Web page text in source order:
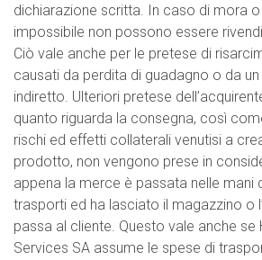
dichiarazione scritta. In caso di mora
impossibile non possono essere
Ciò vale anche per le pretese di
causati da perdita di guadagno o da
indiretto. Ulteriori pretese
quanto riguarda la consegna, così
rischi ed effetti collaterali venutisi a
prodotto, non vengono prese in
appena la merce è passata nelle mani
trasporti ed ha lasciato il magazzino o
passa al cliente. Questo vale anche se
Services SA assume le spese di